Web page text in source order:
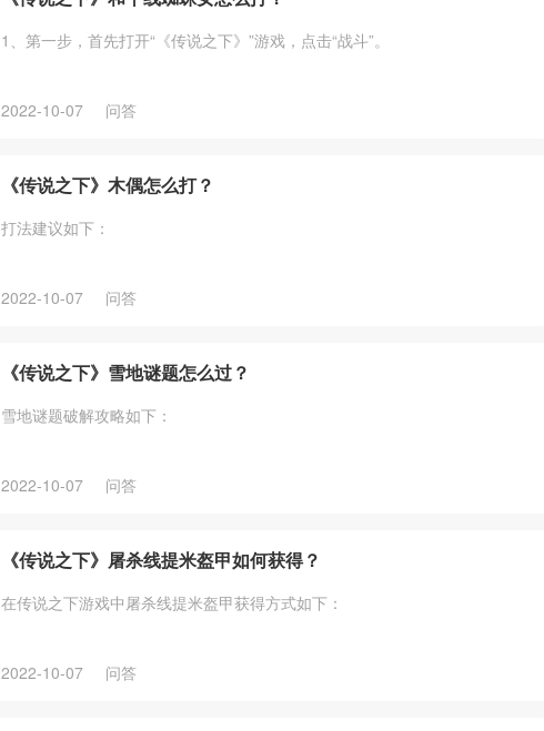
1、第一步，首先打开“《传说之下》”游戏，点击“战斗”。
2022-10-07 问答
《传说之下》木偶怎么打？
打法建议如下：
2022-10-07 问答
《传说之下》雪地谜题怎么过？
雪地谜题破解攻略如下：
2022-10-07 问答
《传说之下》屠杀线提米盔甲如何获得？
在传说之下游戏中屠杀线提米盔甲获得方式如下：
2022-10-07 问答